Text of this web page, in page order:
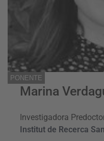
PONENTE
Marina
Investigadora
Institut de Recerca